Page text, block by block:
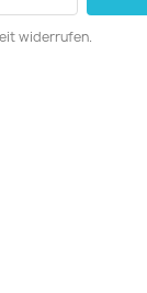
widerrufen.